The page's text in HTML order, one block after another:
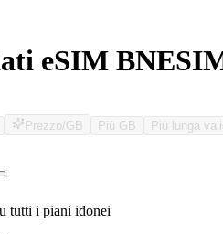
eSIM
Prezzo/GB Più GB Più lunga
tutti i piani idonei